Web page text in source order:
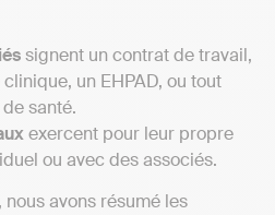
signent un contrat de travail,
un EHPAD, ou tout
santé.
exercent pour leur propre
ou avec des associés.
avons résumé les